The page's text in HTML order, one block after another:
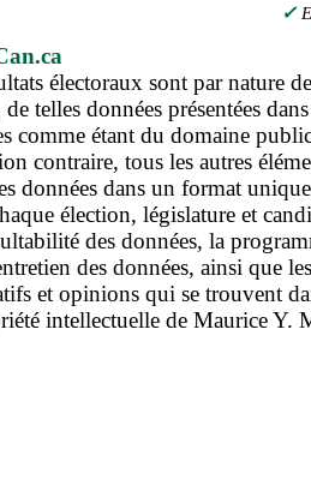
✓
électoraux sont par nature
telles données présentées dans
comme étant du domaine
contraire, tous les autres
données dans un format
élection, législature et
des données, la
des données, ainsi que les
et opinions qui se trouvent
intellectuelle de Maurice Y.